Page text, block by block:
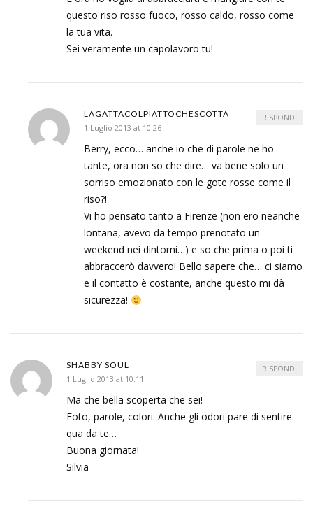
questo riso rosso fuoco, rosso caldo, rosso come
la tua vita.
Sei veramente un capolavoro tu!
LAGATTACOLPIATTOCHESCOTTA
1 Luglio 2013 at 10:26
Berry, ecco… anche io che di parole ne ho
tante, ora non so che dire… va bene solo un
sorriso emozionato con le gote rosse come il
riso?!
Vi ho pensato tanto a Firenze (non ero neanche
lontana, avevo da tempo prenotato un
weekend nei dintorni…) e so che prima o poi ti
abbraccerò davvero! Bello sapere che… ci siamo
e il contatto è costante, anche questo mi dà
sicurezza!
RISPONDI
SHABBY SOUL
1 Luglio 2013 at 10:11
Ma che bella scoperta che sei!
Foto, parole, colori. Anche gli odori pare di sentire
qua da te…
Buona giornata!
Silvia
RISPONDI